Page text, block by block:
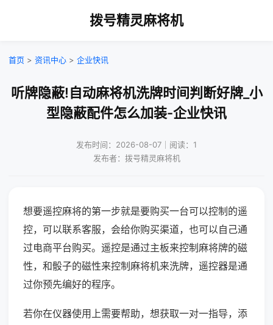
拨号精灵麻将机
首页 > 资讯中心 > 企业快讯
听牌隐蔽!自动麻将机洗牌时间判断好牌_小
型隐蔽配件怎么加装-企业快讯
发布时间：2026-08-07｜阅读：1
发布者：拨号精灵麻将机
想要遥控麻将的第一步就是要购买一台可以控制的遥
控，可以联系客服，会给你购买渠道，也可以自己通
过电商平台购买。遥控是通过主板来控制麻将牌的磁
性，和骰子的磁性来控制麻将机来洗牌，遥控器是通
过你预先编好的程序。
若你在仪器使用上需要帮助，想获取一对一指导，添